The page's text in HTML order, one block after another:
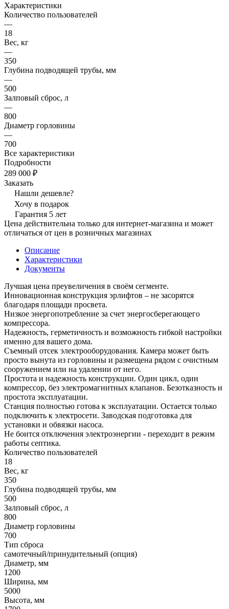
Характеристики
Количество пользователей
—
18
Вес, кг
—
350
Глубина подводящей трубы, мм
—
500
Залповый сброс, л
—
800
Диаметр горловины
—
700
Все характеристики
Подробности
289 000 ₽
Заказать
Нашли дешевле?
Хочу в подарок
Гарантия 5 лет
Цена действительна только для интернет-магазина и может
отличаться от цен в розничных магазинах
Описание
Характеристики
Документы
Лучшая цена преувеличения в своём сегменте.
Инновационная конструкция эрлифтов – не засорятся
благодаря площади просвета.
Низкое энергопотребление за счет энергосберегающего
компрессора.
Надежность, герметичность и возможность гибкой настройки
именно для вашего дома.
Съемный отсек электрооборудования. Камера может быть
просто вынута из горловины и размещена рядом с очистным
сооружением или на удалении от него.
Простота и надежность конструкции. Один цикл, один
компрессор, без электромагнитных клапанов. Безотказность и
простота эксплуатации.
Станция полностью готова к эксплуатации. Остается только
подключить к электросети. Заводская подготовка для
установки и обвязки насоса.
Не боится отключения электроэнергии - переходит в режим
работы септика.
Количество пользователей
18
Вес, кг
350
Глубина подводящей трубы, мм
500
Залповый сброс, л
800
Диаметр горловины
700
Тип сброса
самотечный/принудительный (опция)
Диаметр, мм
1200
Ширина, мм
5000
Высота, мм